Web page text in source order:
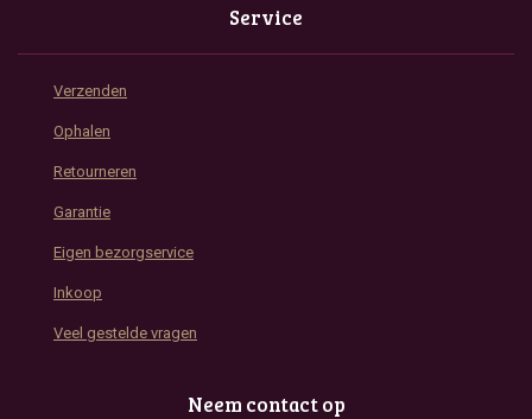
Service
Verzenden
Ophalen
Retourneren
Garantie
Eigen bezorgservice
Inkoop
Veel gestelde vragen
Neem contact op